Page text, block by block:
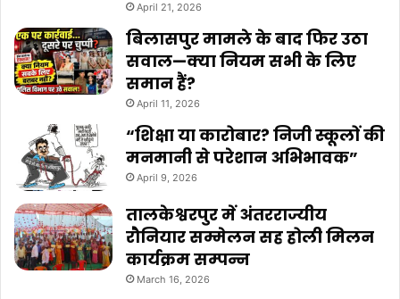
April 21, 2026
बिलासपुर मामले के बाद फिर उठा
सवाल—क्या नियम सभी के लिए
समान हैं?
April 11, 2026
“शिक्षा या कारोबार? निजी स्कूलों की
मनमानी से परेशान अभिभावक”
April 9, 2026
तालकेश्वरपुर में अंतरराज्यीय
रौनियार सम्मेलन सह होली मिलन
कार्यक्रम सम्पन्न
March 16, 2026